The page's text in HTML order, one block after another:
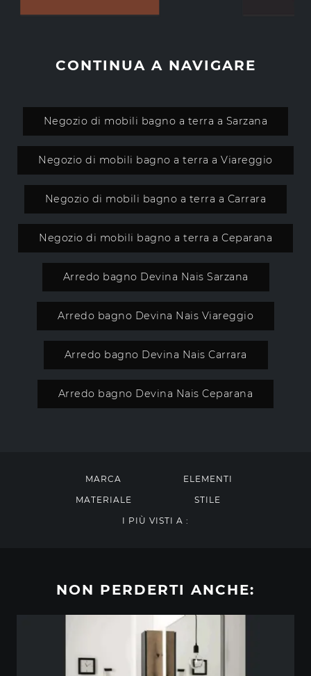
CONTINUA A NAVIGARE
Negozio di mobili bagno a terra a Sarzana
Negozio di mobili bagno a terra a Viareggio
Negozio di mobili bagno a terra a Carrara
Negozio di mobili bagno a terra a Ceparana
Arredo bagno Devina Nais Sarzana
Arredo bagno Devina Nais Viareggio
Arredo bagno Devina Nais Carrara
Arredo bagno Devina Nais Ceparana
MARCA
ELEMENTI
MATERIALE
STILE
I PIÙ VISTI A :
NON PERDERTI ANCHE: